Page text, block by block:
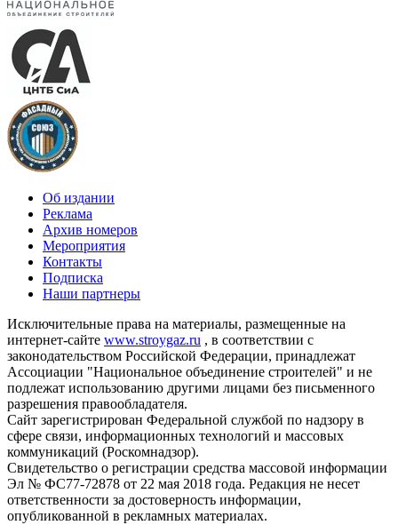
Об издании
Реклама
Архив номеров
Мероприятия
Контакты
Подписка
Наши партнеры
Исключительные права на материалы, размещенные на
интернет-сайте www.stroygaz.ru , в соответствии с
законодательством Российской Федерации, принадлежат
Ассоциации "Национальное объединение строителей" и не
подлежат использованию другими лицами без письменного
разрешения правообладателя.
Сайт зарегистрирован Федеральной службой по надзору в
сфере связи, информационных технологий и массовых
коммуникаций (Роскомнадзор).
Свидетельство о регистрации средства массовой информации
Эл № ФС77-72878 от 22 мая 2018 года. Редакция не несет
ответственности за достоверность информации,
опубликованной в рекламных материалах.